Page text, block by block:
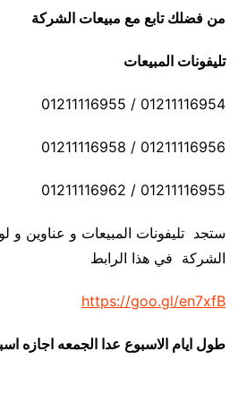
من فضلك تابع مع مبيعات الشركة
تليفونات المبيعات
01211116954 / 01211116955
01211116956 / 01211116958
01211116955 / 01211116962
ستجد تليفونات المبيعات و عناوين و
الشركة في هذا الرابط
https://goo.gl/en7xfB
طول ايام الاسبوع عدا الجمعه اجازه